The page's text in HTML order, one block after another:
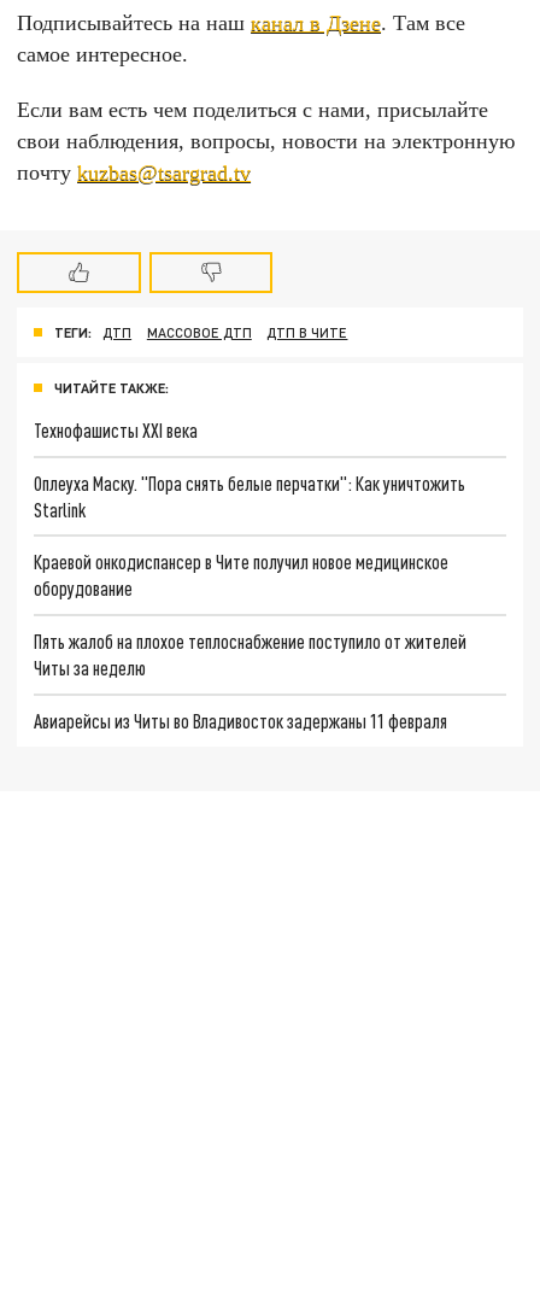
Подписывайтесь на нашканал в Дзене. Там все
самое интересное.
Если вам есть чем поделиться с нами, присылайте
свои наблюдения, вопросы, новости на электронную
почтуkuzbas@tsargrad.tv
ТЕГИ: ДТП МАССОВОЕ ДТП ДТП В ЧИТЕ
ЧИТАЙТЕ ТАКЖЕ:
Технофашисты XXI века
Оплеуха Маску. "Пора снять белые перчатки": Как уничтожить
Starlink
Краевой онкодиспансер в Чите получил новое медицинское
оборудование
Пять жалоб на плохое теплоснабжение поступило от жителей
Читы за неделю
Авиарейсы из Читы во Владивосток задержаны 11 февраля